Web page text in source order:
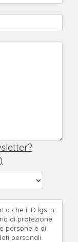
che il D.lgs. n.
di protezione
persone e di
personali.